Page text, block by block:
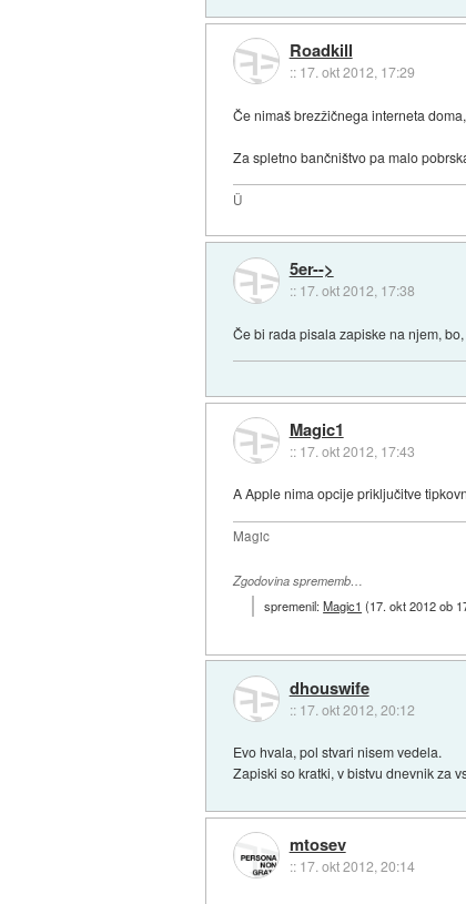
Roadkill
:: 17. okt 2012, 17:29
Če nimaš brezžičnega interneta
Za spletno bančništvo pa malo
Ü
5er-->
:: 17. okt 2012, 17:38
Če bi rada pisala zapiske na njem,
Magic1
:: 17. okt 2012, 17:43
A Apple nima opcije priključitve
Magic
Zgodovina sprememb…
spremenil:Magic1 (17. okt 2012 ob
dhouswife
:: 17. okt 2012, 20:12
Evo hvala, pol stvari nisem vedela.
Zapiski so kratki, v bistvu dnevnik za
mtosev
:: 17. okt 2012, 20:14